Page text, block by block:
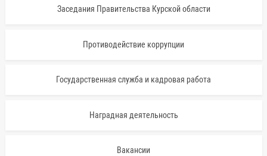
Заседания Правительства Курской области
Противодействие коррупции
Государственная служба и кадровая работа
Наградная деятельность
Вакансии